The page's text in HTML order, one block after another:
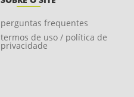
perguntas frequentes
termos de uso / política de
privacidade